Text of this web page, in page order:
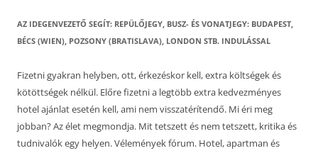
AZ IDEGENVEZETŐ SEGÍT: REPÜLŐJEGY, BUSZ- ÉS VONATJEGY: BUDAPEST,
BÉCS (WIEN), POZSONY (BRATISLAVA), LONDON STB. INDULÁSSAL
Fizetni gyakran helyben, ott, érkezéskor kell, extra költségek és
kötöttségek nélkül. Előre fizetni a legtöbb extra kedvezményes
hotel ajánlat esetén kell, ami nem visszatérítendő. Mi éri meg
jobban? Az élet megmondja. Mit tetszett és nem tetszett, kritika és
tudnivalók egy helyen. Vélemények fórum. Hotel, apartman és